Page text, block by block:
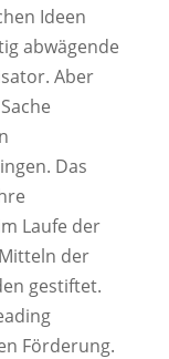
Ideen
abwägende
Aber
Das
Laufe der
der
gestiftet.
Förderung.